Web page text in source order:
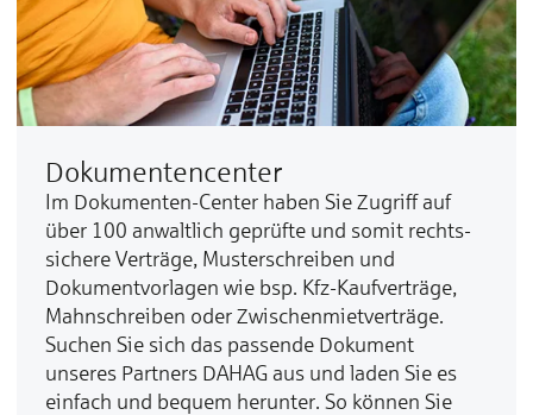
Dokumentencenter
Im Dokumenten-Center haben Sie Zugriff auf
über 100 anwaltlich geprüfte und somit rechts­
sichere Verträge, Muster­schreiben und
Dokument­vorlagen wie bsp. Kfz-Kauf­verträge,
Mahn­schreiben oder Zwischen­miet­verträge.
Suchen Sie sich das passende Doku­ment
unseres Partners DAHAG aus und laden Sie es
einfach und bequem her­unter. So können Sie